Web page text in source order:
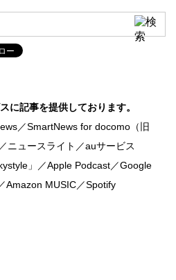
に記事を提供しております。
／SmartNews for docomo（旧
ニュースライト／auサービス
」／Apple Podcast／Google
Amazon MUSIC／Spotify